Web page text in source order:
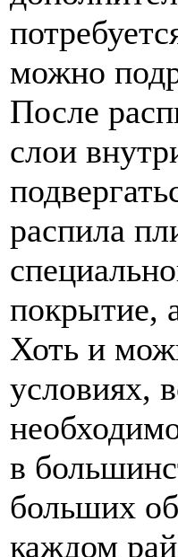
можно
После
слои
распила
покрытие,
Хоть и
условиях,
в
больших
каждом